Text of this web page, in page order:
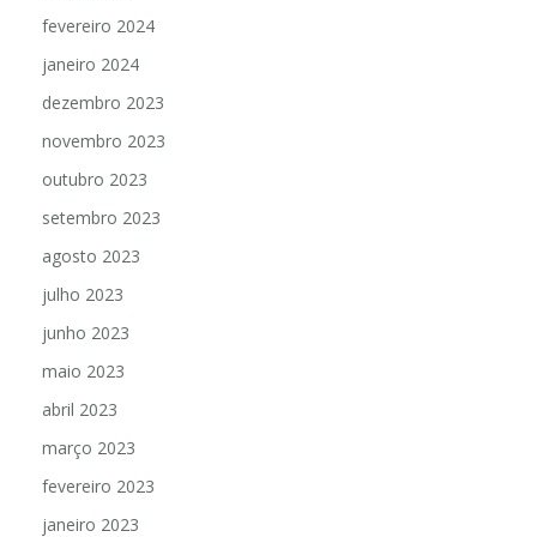
fevereiro 2024
janeiro 2024
dezembro 2023
novembro 2023
outubro 2023
setembro 2023
agosto 2023
julho 2023
junho 2023
maio 2023
abril 2023
março 2023
fevereiro 2023
janeiro 2023